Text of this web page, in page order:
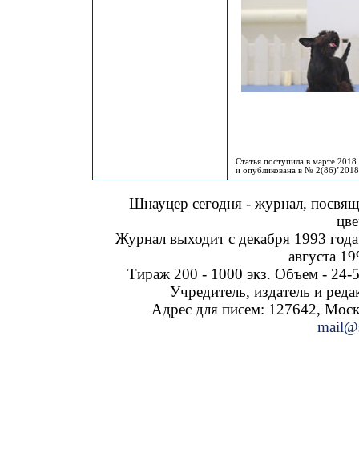
Статья поступила в марте 2018
и опубликована в №
Шнауцер сегодня - журнал,
Журнал выходит с декабря 1993
августа
Тираж 200 - 1000 экз. Объем - 24-
Учредитель, издатель и
Адрес для писем: 127642,